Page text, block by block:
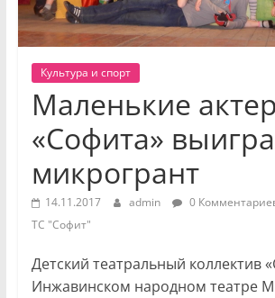
Культура и спорт
Маленькие
«Софита»
микрогрант
14.11.2017 admin 0
ТС "Софит"
Детский театральный коллектив
Инжавинском народном театре